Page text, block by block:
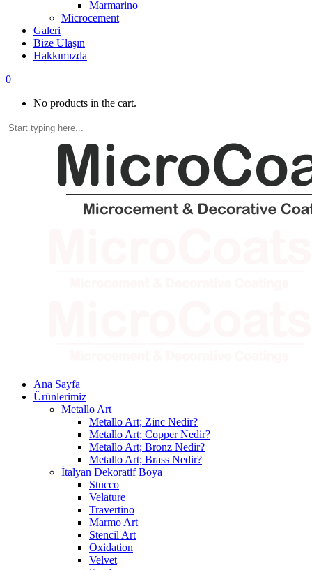
Marmarino
Microcement
Galeri
Bize Ulaşın
Hakkımızda
0
No products in the cart.
Ana Sayfa
Ürünlerimiz
Metallo Art
Metallo Art; Zinc Nedir?
Metallo Art; Copper Nedir?
Metallo Art; Bronz Nedir?
Metallo Art; Brass Nedir?
İtalyan Dekoratif Boya
Stucco
Velature
Travertino
Marmo Art
Stencil Art
Oxidation
Velvet